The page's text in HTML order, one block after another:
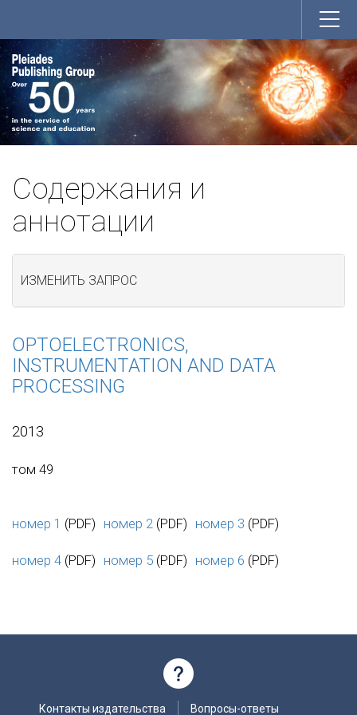
Содержания и
аннотации
ИЗМЕНИТЬ ЗАПРОС
OPTOELECTRONICS,
INSTRUMENTATION AND DATA
PROCESSING
2013
том 49
номер 1 (PDF) номер 2 (PDF) номер 3 (PDF)
номер 4 (PDF) номер 5 (PDF) номер 6 (PDF)
Контакты издательства Вопросы-ответы